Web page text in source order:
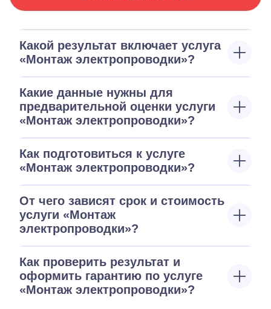
Какой результат включает услуга
«Монтаж электропроводки»?
Какие данные нужны для
предварительной оценки услуги
«Монтаж электропроводки»?
Как подготовиться к услуге
«Монтаж электропроводки»?
От чего зависят срок и стоимость
услуги «Монтаж
электропроводки»?
Как проверить результат и
оформить гарантию по услуге
«Монтаж электропроводки»?